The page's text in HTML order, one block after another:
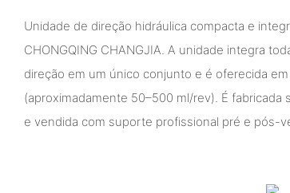
Unidade de direção hidráulica compacta e
CHONGQING CHANGJIA. A unidade integra
direção em um único conjunto e é oferecida
(aproximadamente 50–500 ml/rev). É
e vendida com suporte profissional pré e pós-